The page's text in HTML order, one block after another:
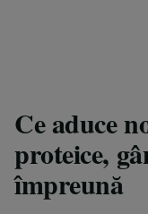
Ce aduce
proteice,
împreună